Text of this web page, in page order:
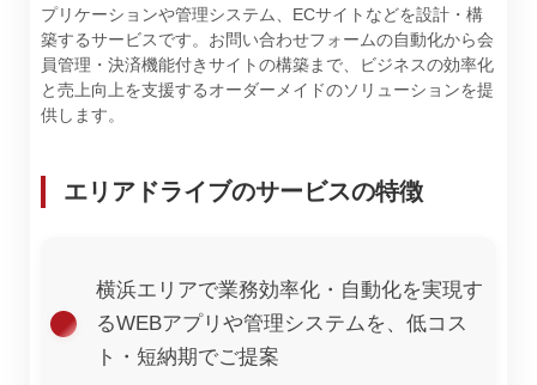
プリケーションや管理システム、ECサイトなどを設計・構
築するサービスです。お問い合わせフォームの自動化から会
員管理・決済機能付きサイトの構築まで、ビジネスの効率化
と売上向上を支援するオーダーメイドのソリューションを提
供します。
エリアドライブのサービスの特徴
横浜エリアで業務効率化・自動化を実現す
るWEBアプリや管理システムを、低コス
ト・短納期でご提案